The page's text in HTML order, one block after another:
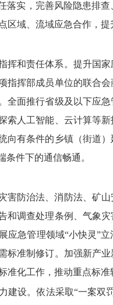
落实，完善风险隐患排
域、流域应急合作，提
挥和责任体系。提升国
指挥部成员单位的联合
全面推行省级及以下应
索人工智能、云计算等
向有条件的乡镇（街道
件下的通信畅通。
害防治法、消防法、矿
调查处理条例、气象灾
应急管理领域“小快灵”
标准制修订。加强新产
化工作，推动重点标准
建设。依法采取“一案双